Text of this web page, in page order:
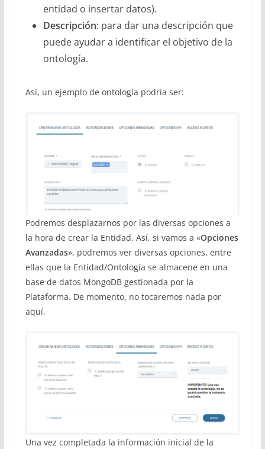
entidad o insertar datos).
Descripción: para dar una descripción que
puede ayudar a identificar el objetivo de la
ontología.
Así, un ejemplo de ontología podría ser:
Podremos desplazarnos por las diversas opciones a
la hora de crear la Entidad. Así, si vamos a «Opciones
Avanzadas», podremos ver diversas opciones, entre
ellas que la Entidad/Ontología se almacene en una
base de datos MongoDB gestionada por la
Plataforma. De momento, no tocaremos nada por
aquí.
Una vez completada la información inicial de la